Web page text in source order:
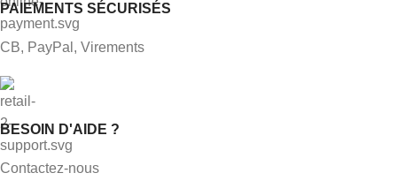
PAIEMENTS SÉCURISÉS
CB, PayPal, Virements
BESOIN D'AIDE ?
Contactez-nous